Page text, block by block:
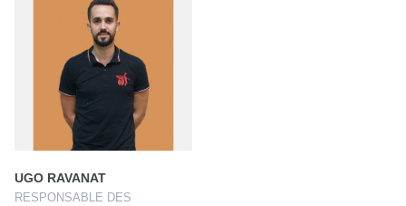
UGO RAVANAT
RESPONSABLE DES